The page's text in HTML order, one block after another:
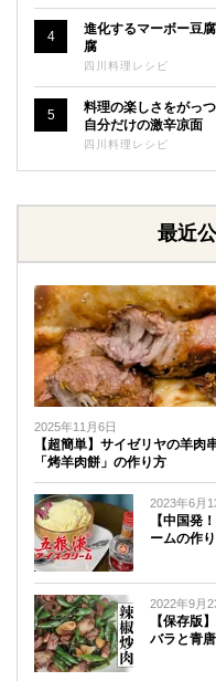
4
進化するマーボー豆
腐
四川料理レシピ
5
料理の楽しさをがっ
自分だけの激辛凉面
四川料理レシピ
最近
2025年11月6日
【超簡単】サイゼリヤの羊
「烤羊肉餅」の作り方
2023年6月
【中国発
ームの作
2022年9月
【保存版
バラと青